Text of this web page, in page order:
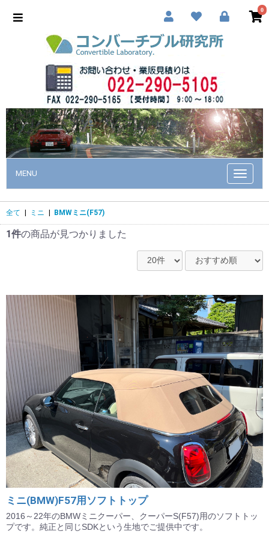
0
Toggle
MENU
全て ミニ BMWミニ(F57)
1件の商品が見つかりました
ミニ(BMW)F57用ソフトトップ
2016～22年のBMWミニクーパー、クーパーS(F57)用のソフトトッ
プです。純正と同じSDKという生地でご提供中です。